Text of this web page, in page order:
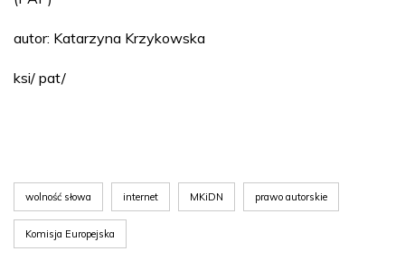
autor: Katarzyna Krzykowska
ksi/ pat/
wolność słowa internet MKiDN prawo autorskie
Komisja Europejska